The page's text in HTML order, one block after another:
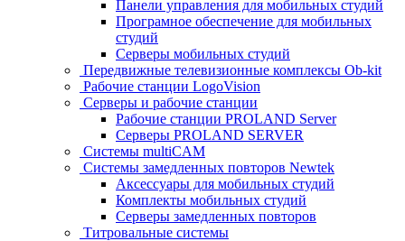
Панели управления для мобильных студий
Програмное обеспечение для мобильных
студий
Серверы мобильных студий
Передвижные телевизионные комплексы Ob-kit
Рабочие станции LogoVision
Серверы и рабочие станции
Рабочие станции PROLAND Server
Серверы PROLAND SERVER
Системы multiCAM
Системы замедленных повторов Newtek
Аксессуары для мобильных студий
Комплекты мобильных студий
Серверы замедленных повторов
Титровальные системы